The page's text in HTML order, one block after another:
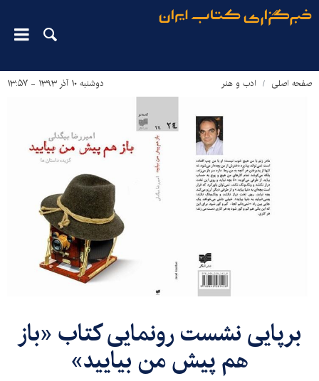
صفحه اصلی ادب و هنر دوشنبه ۱۰ آذر ۱۳۹۳ - ۱۳:۵۷
برپایی نشست رونمایی کتاب «باز
هم پیش من بیایید»